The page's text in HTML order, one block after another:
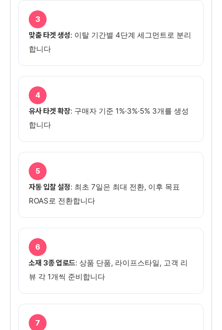
3
맞춤 타겟 생성: 이탈 기간별 4단계 세그먼트로 분리
합니다
4
유사 타겟 확장: 구매자 기준 1%·3%·5% 3개를 생성
합니다
5
자동 입찰 설정: 최초 7일은 최대 전환, 이후 목표
ROAS로 전환합니다
6
소재 3종 업로드: 상품 단품, 라이프스타일, 고객 리
뷰 각 1개씩 준비합니다
7